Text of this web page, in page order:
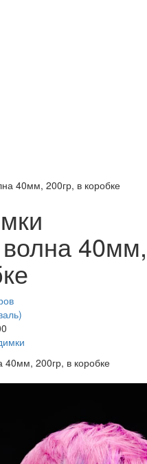
40мм, 200гр, в коробке
40мм,
200гр, в коробке